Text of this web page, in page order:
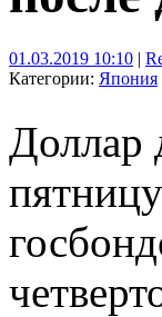
01.03.2019 10:10 |
Категории: Япония
Доллар